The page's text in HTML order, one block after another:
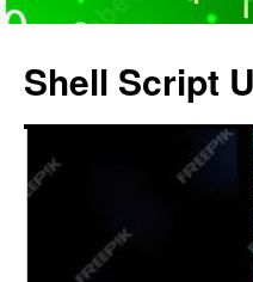
contenido
Shell Script